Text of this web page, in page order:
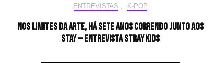
ENTREVISTAS K-POP
Nos limites da arte, há sete anos correndo junto aos
STAY — Entrevista Stray Kids